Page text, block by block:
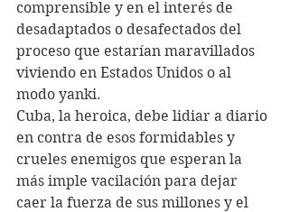
comprensible y en el interés de
desadaptados o desafectados del
proceso que estarían maravillados
viviendo en Estados Unidos o al
modo yanki.
Cuba, la heroica, debe lidiar a diario
en contra de esos formidables y
crueles enemigos que esperan la
más imple vacilación para dejar
caer la fuerza de sus millones y el